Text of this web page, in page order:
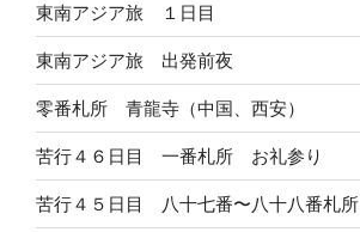
東南アジア旅 １日目
東南アジア旅 出発前夜
零番札所 青龍寺（中国、西安）
苦行４６日目 一番札所 お礼参り
苦行４５日目 八十七番〜八十八番札所